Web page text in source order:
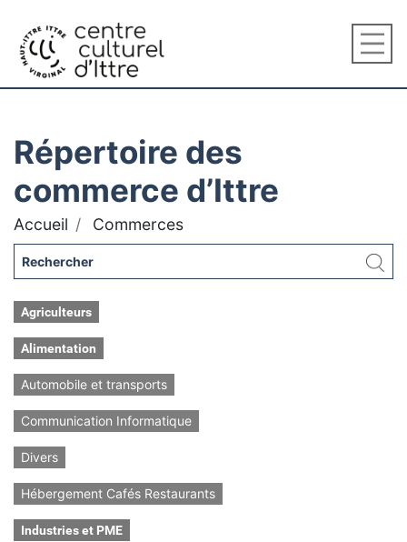
Répertoire des
commerce d’Ittre
Accueil Commerces
Agriculteurs
Alimentation
Automobile et transports
Communication Informatique
Divers
Hébergement Cafés Restaurants
Industries et PME